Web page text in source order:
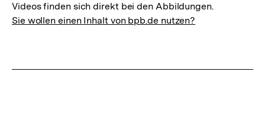
Videos finden sich direkt bei den Abbildungen.
Sie wollen einen Inhalt von bpb.de nutzen?